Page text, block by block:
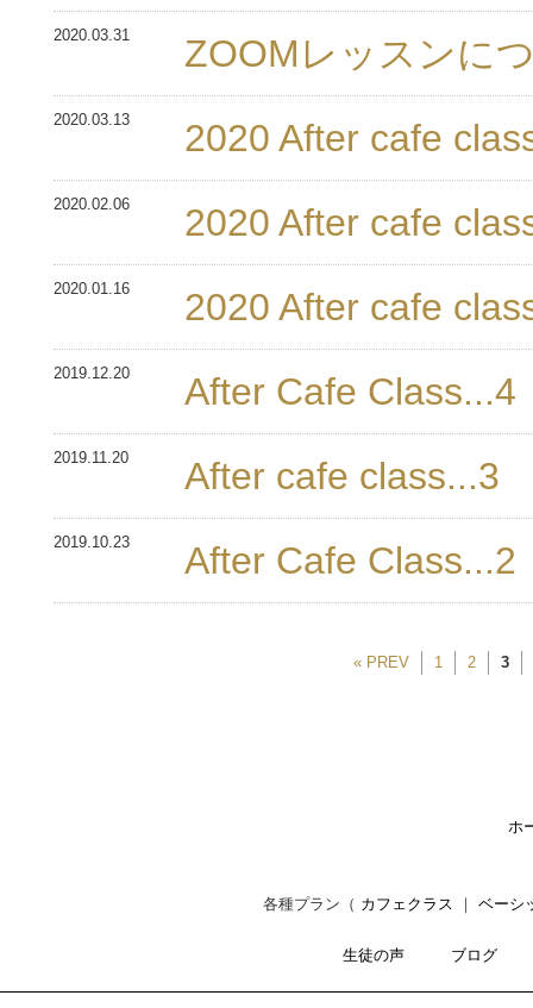
2020.03.31 ZOOMレッスンに
2020.03.13 2020 After cafe
2020.02.06 2020 After cafe
2020.01.16 2020 After cafe
2019.12.20 After Cafe Class...4
2019.11.20 After cafe class...3
2019.10.23 After Cafe Class...2
« PREV 1 2 3
ホ
各種プラン（ カフェクラス ｜ ベーシ
生徒の声 ブログ